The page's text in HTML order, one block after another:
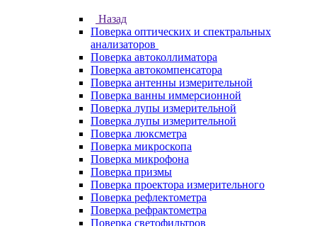
Назад
Поверка оптических и спектральных
анализаторов
Поверка автоколлиматора
Поверка автокомпенсатора
Поверка антенны измерительной
Поверка ванны иммерсионной
Поверка лупы измерительной
Поверка лупы измерительной
Поверка люксметра
Поверка микроскопа
Поверка микрофона
Поверка призмы
Поверка проектора измерительного
Поверка рефлектометра
Поверка рефрактометра
Поверка светофильтров